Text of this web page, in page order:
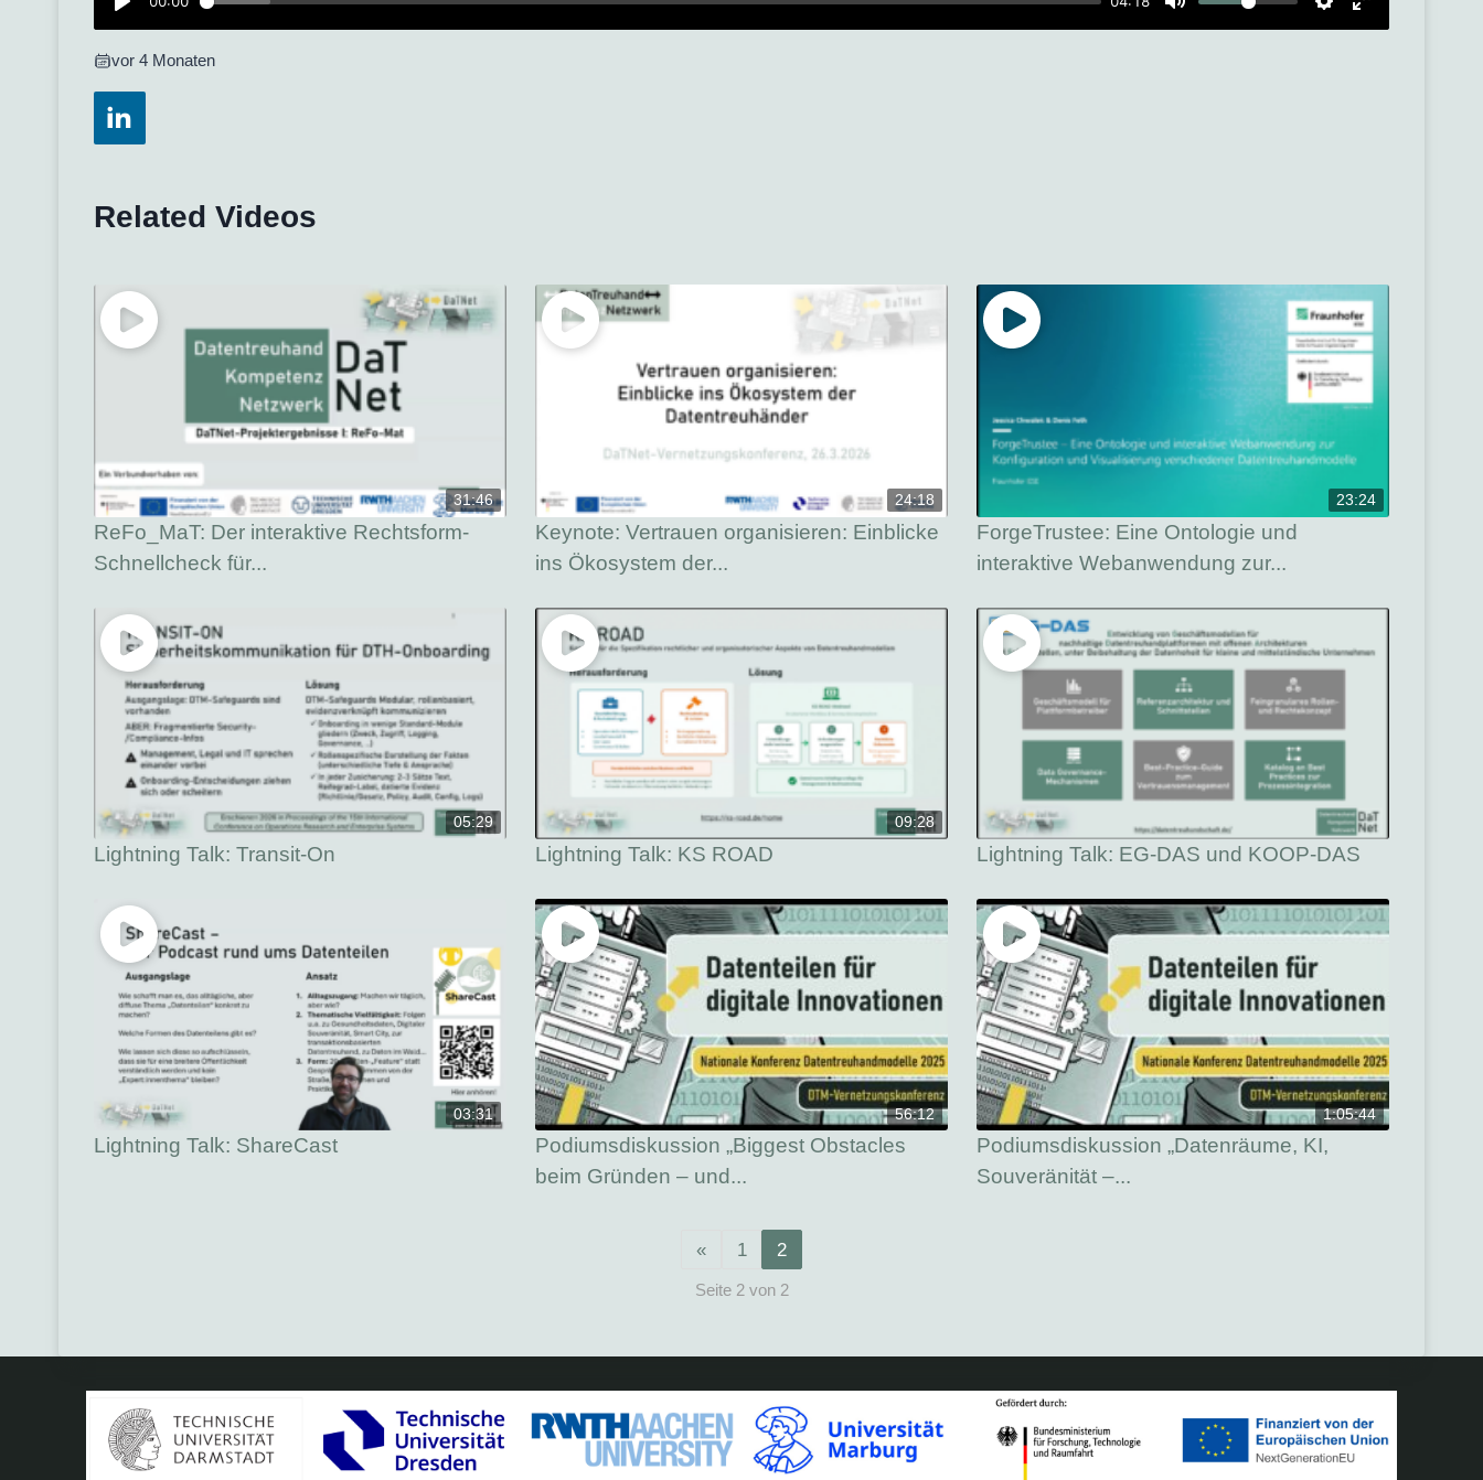
vor 4 Monaten
Related Videos
31:46
ReFo_MaT: Der interaktive Rechtsform-
Schnellcheck für...
24:18
Keynote: Vertrauen organisieren: Einblicke
ins Ökosystem der...
23:24
ForgeTrustee: Eine Ontologie und
interaktive Webanwendung zur...
05:29
Lightning Talk: Transit-On
09:28
Lightning Talk: KS ROAD Lightning Talk: EG-DAS und KOOP-DAS
03:31
Lightning Talk: ShareCast
56:12
Podiumsdiskussion „Biggest Obstacles
beim Gründen – und...
1:05:44
Podiumsdiskussion „Datenräume, KI,
Souveränität –...
« 1 2
Seite 2 von 2